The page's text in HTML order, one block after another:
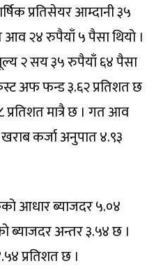
प्रतिसेयर आम्दानी ३५
२४ रुपैयाँ ५ पैसा थियो ।
२ सय ३५ रुपैयाँ ६४ पैसा
अफ फन्ड ३.६२ प्रतिशत छ
मात्रै छ । गत आव
कर्जा अनुपात ४.९३
आधार ब्याजदर ५.०४
ब्याजदर अन्तर ३.५४ छ ।
प्रतिशत छ ।